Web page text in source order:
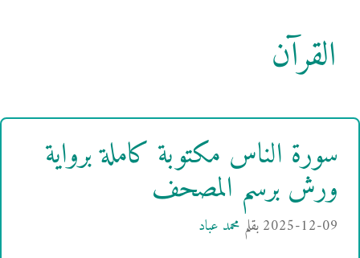
القرآن
سورة الناس مكتوبة كاملة برواية
ورش برسم المصحف
2025-12-09بقلم محمد عباد